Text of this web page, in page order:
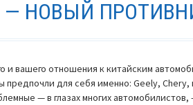
— НОВЫЙ
и вашего отношения к китайским
предпочли для себя именно: Geely,
— в глазах многих